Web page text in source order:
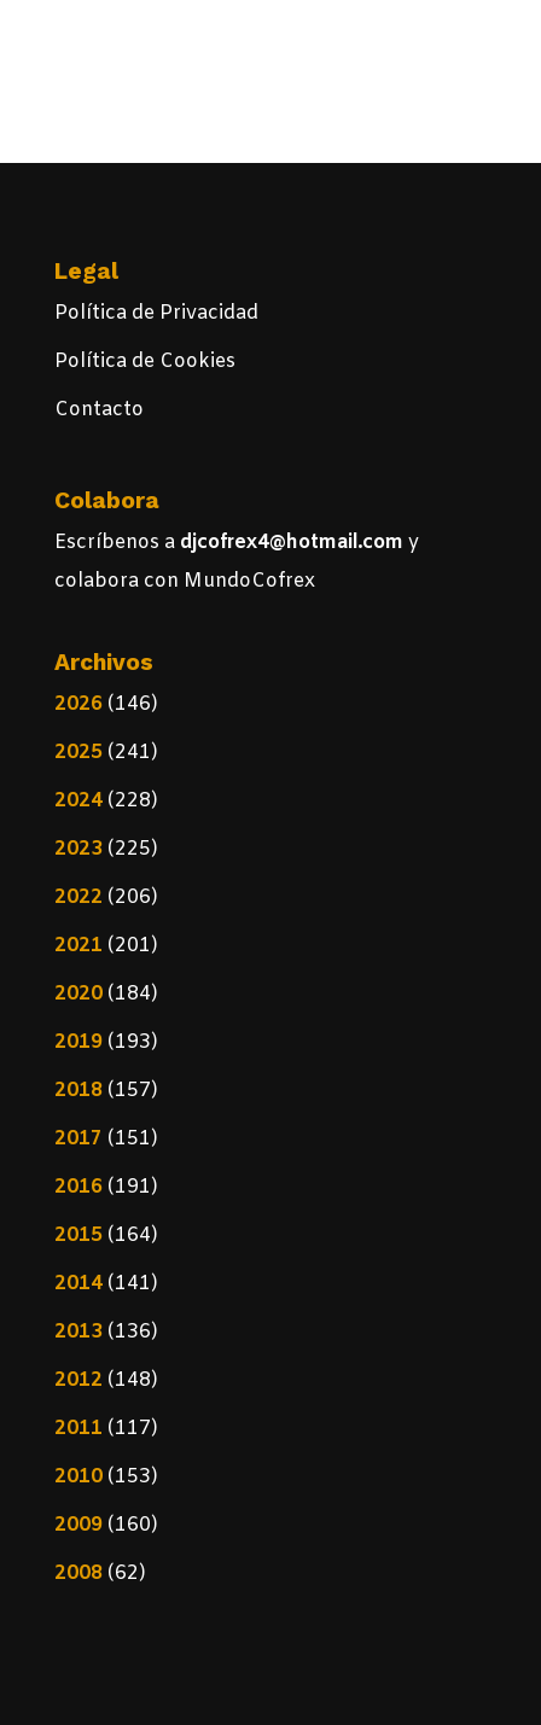
Legal
Política de Privacidad
Política de Cookies
Contacto
Colabora
Escríbenos a djcofrex4@hotmail.com y
colabora con MundoCofrex
Archivos
2026(146)
2025(241)
2024(228)
2023(225)
2022 (206)
2021 (201)
2020(184)
2019(193)
2018(157)
2017 (151)
2016(191)
2015(164)
2014(141)
2013(136)
2012 (148)
2011 (117)
2010(153)
2009(160)
2008(62)